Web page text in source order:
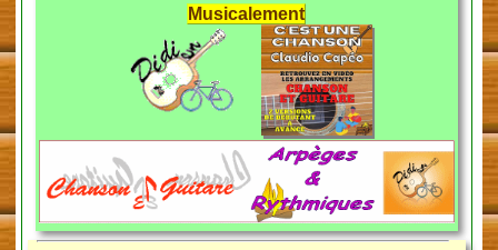
Musicalement